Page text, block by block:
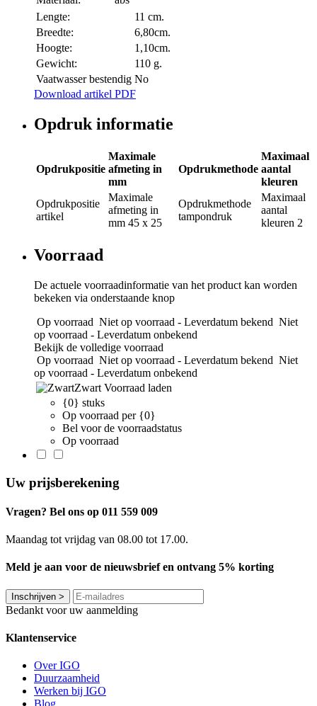
Lengte:
11 cm.
Breedte:
6,80cm.
Hoogte:
1,10cm.
Gewicht:
110 g.
Vaatwasser bestendig No
Download artikel PDF
Opdruk informatie
Opdrukpositie
Maximale
afmeting in
mm
Opdrukmethode
Maximaal
aantal
kleuren
Opdrukpositie
artikel
Maximale
afmeting in
mm 45 x 25
Opdrukmethode
tampondruk
Maximaal
aantal
kleuren 2
Voorraad
De actuele voorraadinformatie van het product kan worden
bekeken via onderstaande knop
Op voorraad Niet op voorraad - Leverdatum bekend Niet
op voorraad - Leverdatum onbekend
Bekijk de volledige voorraad
Op voorraad Niet op voorraad - Leverdatum bekend Niet
op voorraad - Leverdatum onbekend
Zwart Voorraad laden
{0} stuks
Op voorraad per {0}
Bel voor de voorraadstatus
Op voorraad
Uw prijsberekening
Vragen? Bel ons op 011 559 009
Maandag tot vrijdag van 08.00 tot 17.00.
Meld je aan voor de nieuwsbrief en ontvang 5% korting
Inschrijven >
Bedankt voor uw aanmelding
Klantenservice
Over IGO
Duurzaamheid
Werken bij IGO
Blog